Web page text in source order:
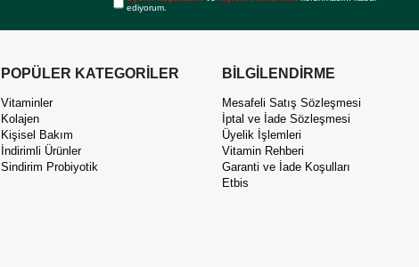
ediyorum.
POPÜLER KATEGORİLER
Vitaminler
Kolajen
Kişisel Bakım
İndirimli Ürünler
Sindirim Probiyotik
BİLGİLENDİRME
Mesafeli Satış Sözleşmesi
İptal ve İade Sözleşmesi
Üyelik İşlemleri
Vitamin Rehberi
Garanti ve İade Koşulları
Etbis